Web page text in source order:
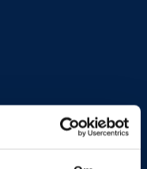
Bomae:
20:00